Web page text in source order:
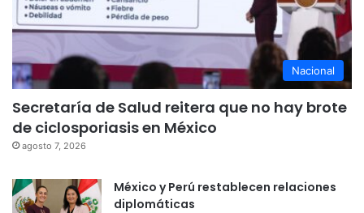
Nacional
Secretaría de Salud reitera que no hay brote
de ciclosporiasis en México
agosto 7, 2026
México y Perú restablecen relaciones
diplomáticas